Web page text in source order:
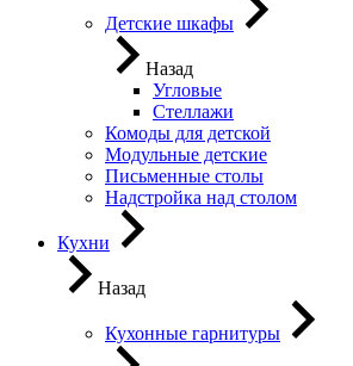
Детские шкафы
Назад
Угловые
Стеллажи
Комоды для детской
Модульные детские
Письменные столы
Надстройка над столом
Кухни
Назад
Кухонные гарнитуры